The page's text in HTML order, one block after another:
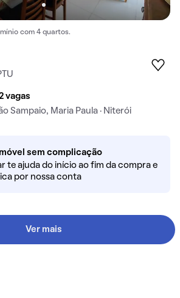
com 4 quartos.
vagas
Sampaio, Maria Paula · Niterói
sem complicação
te ajuda do início ao fim da compra e
por nossa conta
Ver mais